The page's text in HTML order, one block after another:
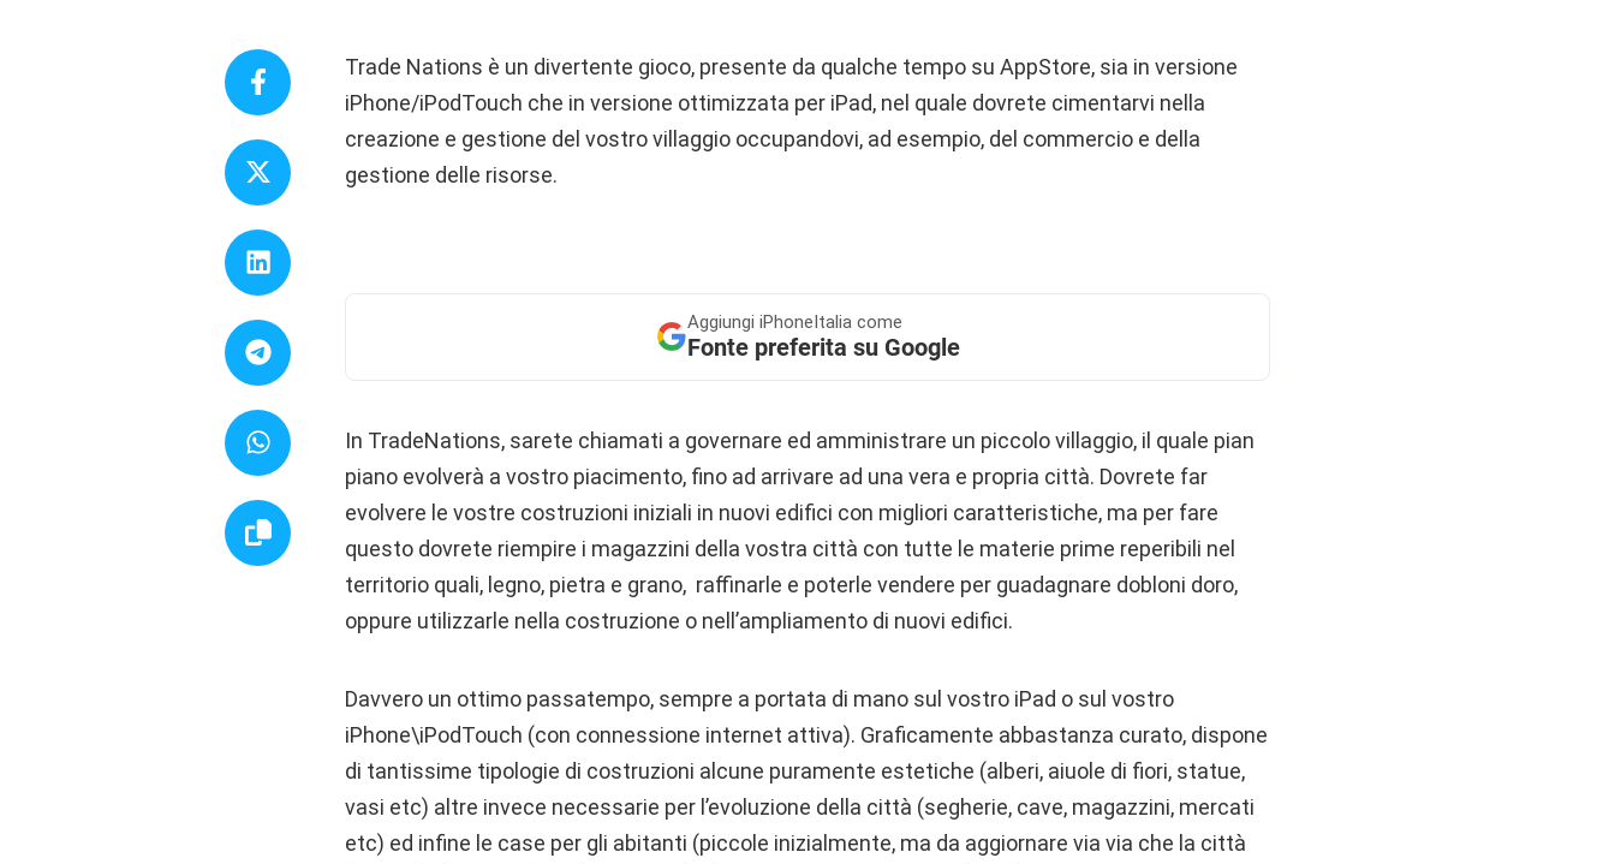
Trade Nations è un divertente gioco, presente da qualche tempo su AppStore, sia in versione
iPhone/iPodTouch che in versione ottimizzata per iPad, nel quale dovrete cimentarvi nella
creazione e gestione del vostro villaggio occupandovi, ad esempio, del commercio e della
gestione delle risorse.
Aggiungi iPhoneItalia come
Fonte preferita su Google
In TradeNations, sarete chiamati a governare ed amministrare un piccolo villaggio, il quale pian
piano evolverà a vostro piacimento, fino ad arrivare ad una vera e propria città. Dovrete far
evolvere le vostre costruzioni iniziali in nuovi edifici con migliori caratteristiche, ma per fare
questo dovrete riempire i magazzini della vostra città con tutte le materie prime reperibili nel
territorio quali, legno, pietra e grano, raffinarle e poterle vendere per guadagnare dobloni doro,
oppure utilizzarle nella costruzione o nell’ampliamento di nuovi edifici.
Davvero un ottimo passatempo, sempre a portata di mano sul vostro iPad o sul vostro
iPhone\iPodTouch (con connessione internet attiva). Graficamente abbastanza curato, dispone
di tantissime tipologie di costruzioni alcune puramente estetiche (alberi, aiuole di fiori, statue,
vasi etc) altre invece necessarie per l’evoluzione della città (segherie, cave, magazzini, mercati
etc) ed infine le case per gli abitanti (piccole inizialmente, ma da aggiornare via via che la città